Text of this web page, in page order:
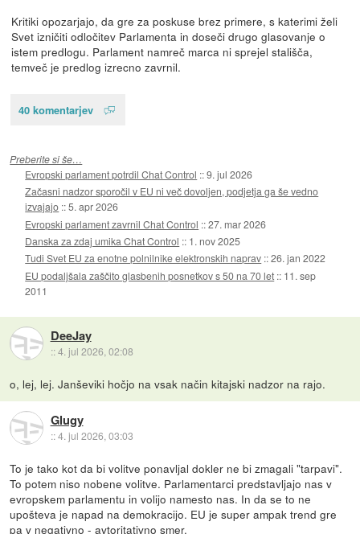
Kritiki opozarjajo, da gre za poskuse brez primere, s katerimi želi
Svet izničiti odločitev Parlamenta in doseči drugo glasovanje o
istem predlogu. Parlament namreč marca ni sprejel stališča,
temveč je predlog izrecno zavrnil.
40 komentarjev
Preberite si še…
Evropski parlament potrdil Chat Control ::9. jul 2026
Začasni nadzor sporočil v EU ni več dovoljen, podjetja ga še vedno
izvajajo ::5. apr 2026
Evropski parlament zavrnil Chat Control ::27. mar 2026
Danska za zdaj umika Chat Control :: 1. nov 2025
Tudi Svet EU za enotne polnilnike elektronskih naprav ::26. jan 2022
EU podaljšala zaščito glasbenih posnetkov s 50 na 70 let :: 11. sep
2011
DeeJay
::4. jul 2026, 02:08
o, lej, lej. Janševiki hočjo na vsak način kitajski nadzor na rajo.
Glugy
::4. jul 2026, 03:03
To je tako kot da bi volitve ponavljal dokler ne bi zmagali "tarpavi".
To potem niso nobene volitve. Parlamentarci predstavljajo nas v
evropskem parlamentu in volijo namesto nas. In da se to ne
upošteva je napad na demokracijo. EU je super ampak trend gre
pa v negativno - avtoritativno smer.